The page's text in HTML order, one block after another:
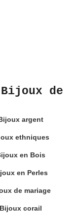
de
argent
ethniques
en Bois
en Perles
de mariage
Bijoux corail